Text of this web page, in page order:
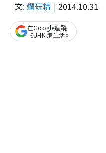
文: 爛玩精 2014.10.31
在Google追蹤
《UHK 港生活》